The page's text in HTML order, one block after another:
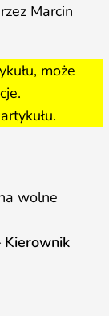
Marcin
może
wolne
Kierownik